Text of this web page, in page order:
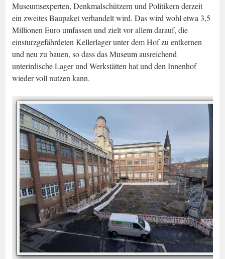
Museumsexperten, Denkmalschützern und Politikern derzeit
ein zweites Baupaket verhandelt wird. Das wird wohl etwa 3,5
Millionen Euro umfassen und zielt vor allem darauf, die
einsturzgefährdeten Kellerlager unter dem Hof zu entkernen
und neu zu bauen, so dass das Museum ausreichend
unterirdische Lager und Werkstätten hat und den Innenhof
wieder voll nutzen kann.